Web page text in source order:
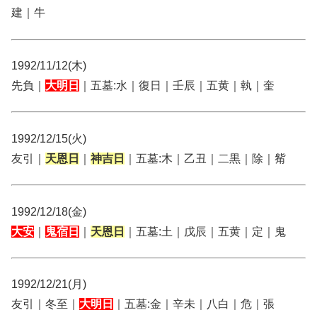
建｜牛
1992/11/12(木)
先負｜ 大明日 ｜五墓:水｜復日｜壬辰｜五黄｜執｜奎
1992/12/15(火)
友引｜ 天恩日 神吉日 ｜五墓:木｜乙丑｜二黒｜除｜觜
1992/12/18(金)
大安
鬼宿日 天恩日 ｜五墓:土｜戊辰｜五黄｜定｜鬼
1992/12/21(月)
友引｜冬至｜ 大明日 ｜五墓:金｜辛未｜八白｜危｜張